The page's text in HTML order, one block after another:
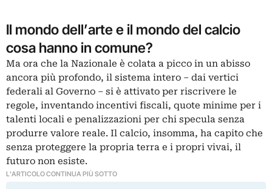
Il mondo dell’arte e il mondo del calcio
cosa hanno in comune?
Ma ora che la Nazionale è colata a picco in un abisso
ancora più profondo, il sistema intero – dai vertici
federali al Governo – si è attivato per riscrivere le
regole, inventando incentivi fiscali, quote minime per i
talenti locali e penalizzazioni per chi specula senza
produrre valore reale. Il calcio, insomma, ha capito che
senza proteggere la propria terra e i propri vivai, il
futuro non esiste.
L'ARTICOLO CONTINUA PIÙ SOTTO